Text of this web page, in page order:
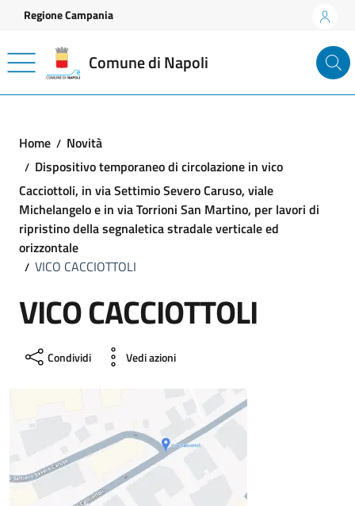
Vai ai contenuti
Vai al footer
Regione Campania
Comune di Napoli
Home
Novità
Dispositivo temporaneo di circolazione in vico
Cacciottoli, in via Settimio Severo Caruso, viale
Michelangelo e in via Torrioni San Martino, per lavori di
ripristino della segnaletica stradale verticale ed
orizzontale
VICO CACCIOTTOLI
VICO CACCIOTTOLI
Condividi Vedi azioni